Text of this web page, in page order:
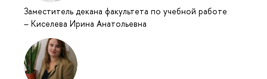
Заместитель декана факультета по учебной работе
– Киселева Ирина Анатольевна